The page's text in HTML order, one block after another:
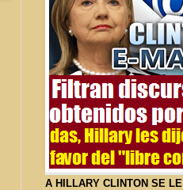
A HILLARY CLINTON SE